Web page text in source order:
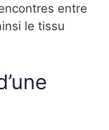
entre
le tissu